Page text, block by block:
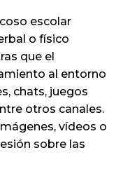
escolar
o físico
que el
al entorno
chats, juegos
otros canales.
vídeos o
sobre las